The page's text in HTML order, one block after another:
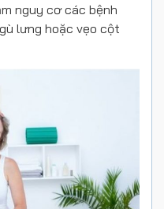
nguy cơ các bệnh
lưng hoặc vẹo cột